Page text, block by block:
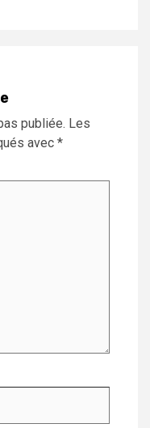
publiée. Les
avec *